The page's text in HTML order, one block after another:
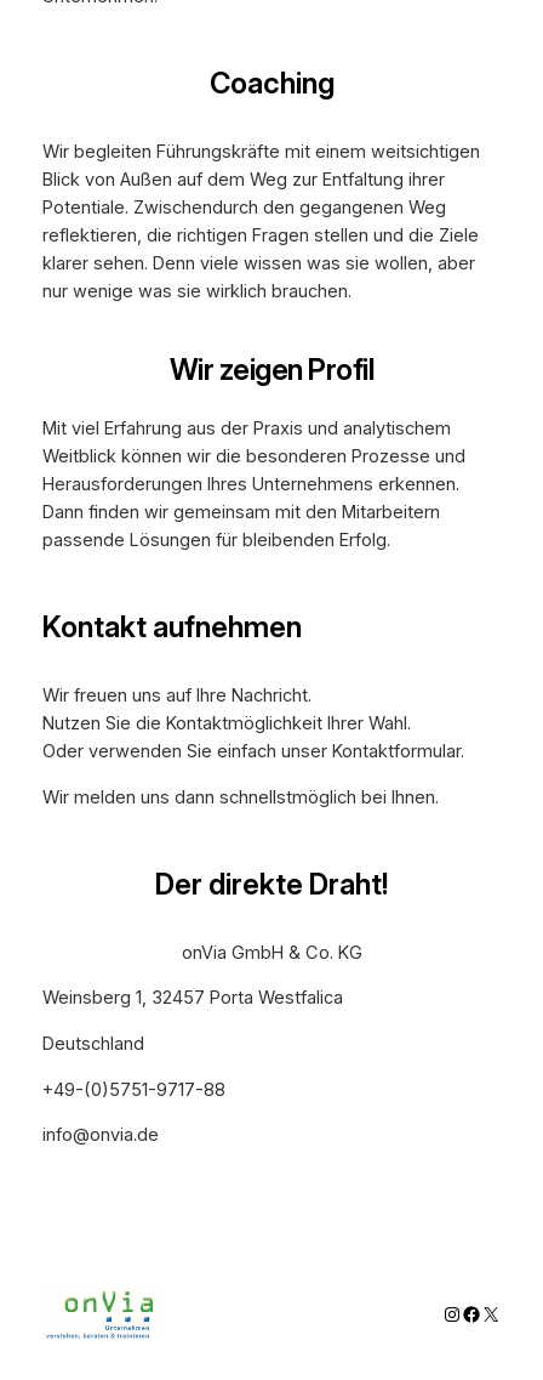
Coaching
Wir begleiten Führungskräfte mit einem weitsichtigen
Blick von Außen auf dem Weg zur Entfaltung ihrer
Potentiale. Zwischendurch den gegangenen Weg
reflektieren, die richtigen Fragen stellen und die Ziele
klarer sehen. Denn viele wissen was sie wollen, aber
nur wenige was sie wirklich brauchen.
Wir zeigen Profil
Mit viel Erfahrung aus der Praxis und analytischem
Weitblick können wir die besonderen Prozesse und
Herausforderungen Ihres Unternehmens erkennen.
Dann finden wir gemeinsam mit den Mitarbeitern
passende Lösungen für bleibenden Erfolg.
Kontakt aufnehmen
Wir freuen uns auf Ihre Nachricht.
Nutzen Sie die Kontaktmöglichkeit Ihrer Wahl.
Oder verwenden Sie einfach unser Kontaktformular.
Wir melden uns dann schnellstmöglich bei Ihnen.
Der direkte Draht!
onVia GmbH & Co. KG
Weinsberg 1, 32457 Porta Westfalica
Deutschland
+49-(0)5751-9717-88
info@onvia.de
Instagram
X